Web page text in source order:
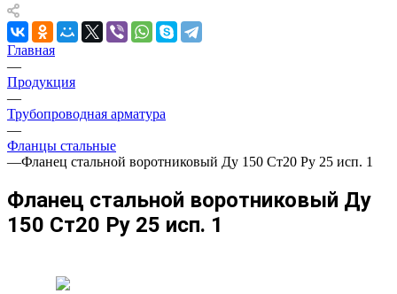
Главная
—
Продукция
—
Трубопроводная арматура
—
Фланцы стальные
—Фланец стальной воротниковый Ду 150 Ст20 Ру 25 исп. 1
Фланец стальной воротниковый Ду
150 Ст20 Ру 25 исп. 1